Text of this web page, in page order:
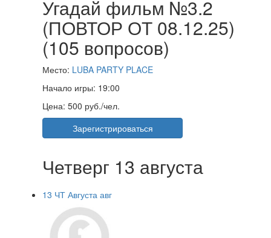
Угадай фильм №3.2
(ПОВТОР ОТ 08.12.25)
(105 вопросов)
Место: LUBA PARTY PLACE
Начало игры: 19:00
Цена: 500 руб./чел.
Зарегистрироваться
Четверг 13 августа
13 ЧТ Августа авг